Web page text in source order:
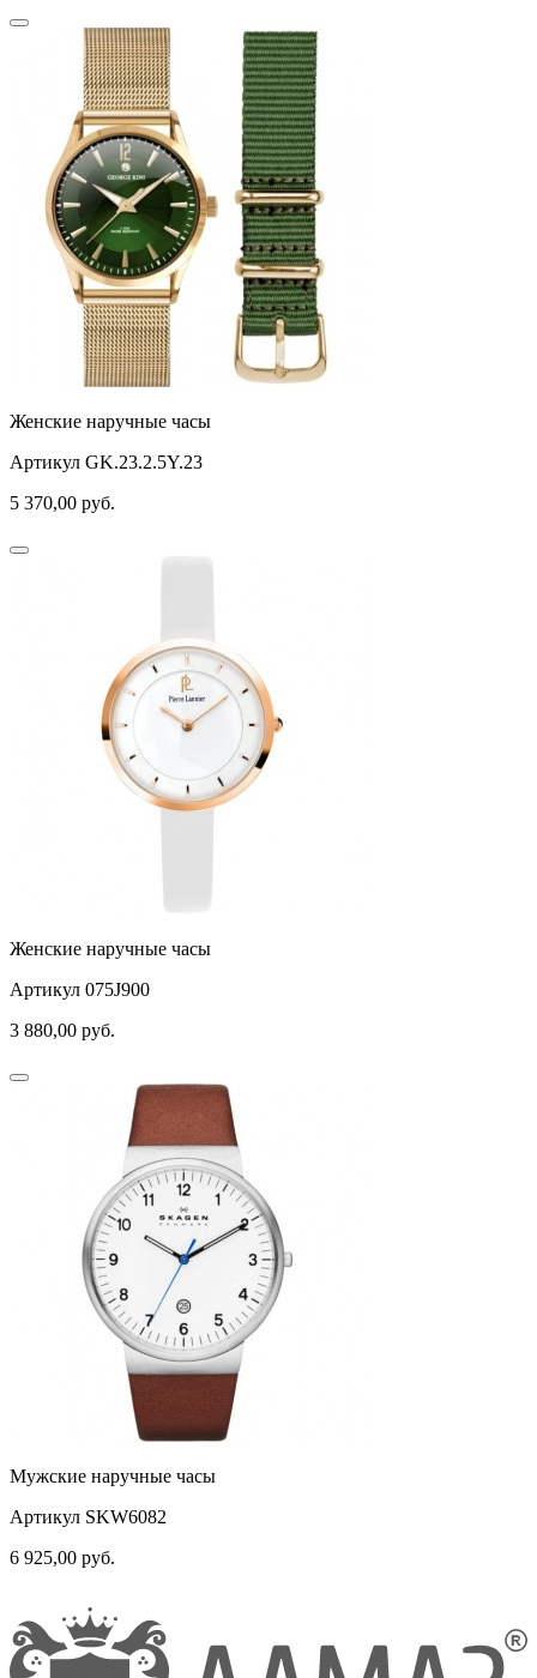
Женские наручные часы
Артикул GK.23.2.5Y.23
5 370,00 руб.
Женские наручные часы
Артикул 075J900
3 880,00 руб.
Мужские наручные часы
Артикул SKW6082
6 925,00 руб.